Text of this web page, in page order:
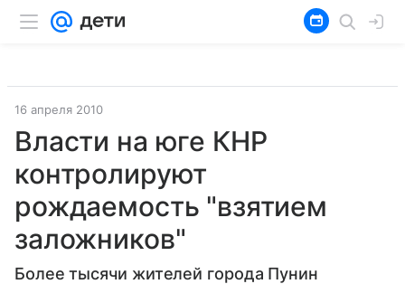
16 апреля 2010
Власти на юге КНР
контролируют
рождаемость "взятием
заложников"
Более тысячи жителей города Пунин